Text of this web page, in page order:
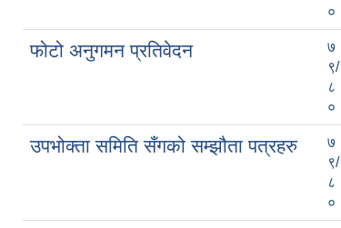
०
फोटो अनुगमन प्रतिवेदन
७
९/
८
०
उपभोक्ता समिति सँगको सम्झौता पत्रहरु
७
९/
८
०